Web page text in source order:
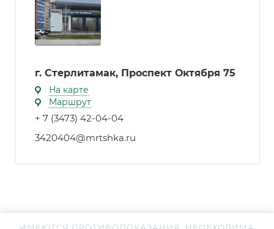
г. Стерлитамак, Проспект Октября 75
На карте
Маршрут
+ 7 (3473) 42-04-04
3420404@mrtshka.ru